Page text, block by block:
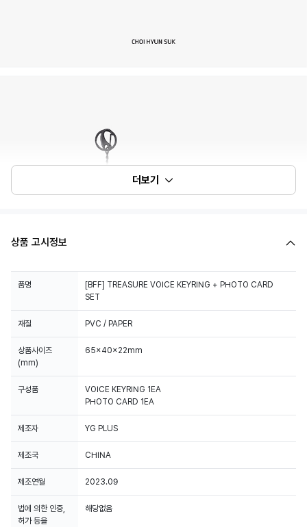
더보기
상품 고시정보
품명
[BFF] TREASURE VOICE KEYRING + PHOTO CARD
SET
재질 PVC / PAPER
상품사이즈
(mm)
65x40x22mm
구성품
VOICE KEYRING 1EA
PHOTO CARD 1EA
제조자 YG PLUS
제조국 CHINA
제조연월 2023.09
법에 의한 인증,
허가 등을
해당없음